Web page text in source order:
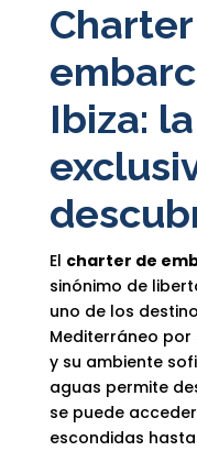
Ibiza:
El charter de
sinónimo de
uno de los
Mediterráneo por
y su ambiente
aguas permite
se puede
escondidas